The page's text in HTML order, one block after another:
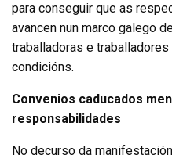
para conseguir que as
avancen nun marco galego
traballadoras e
condicións.
Convenios caducados
responsabilidades
No decurso da